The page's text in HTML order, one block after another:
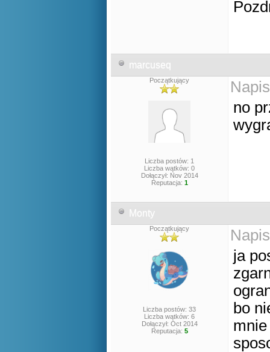
marcuseq
Początkujący
Liczba postów: 1
Liczba wątków: 0
Dołączył: Nov 2014
Reputacja: 1
no
Monty
Początkujący
Liczba postów: 33
Liczba wątków: 6
Dołączył: Oct 2014
Reputacja: 5
ja
bo
mnie